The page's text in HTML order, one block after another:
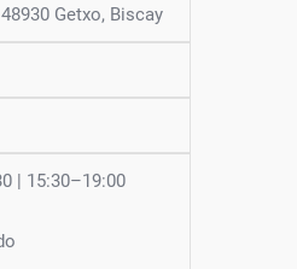
Getxo, Biscay
| 15:30–19:00